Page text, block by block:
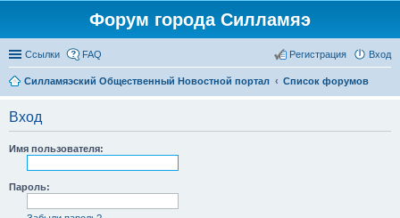
Форум города Силламяэ
Ссылки FAQ Вход
Регистрация
Силламяэский Общественный Новостной портал Список форумов
Вход
Имя пользователя:
Пароль: